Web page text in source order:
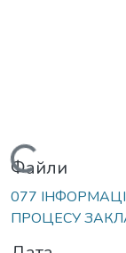
Вантажиться...
Файли
077
ПРОЦЕСУ